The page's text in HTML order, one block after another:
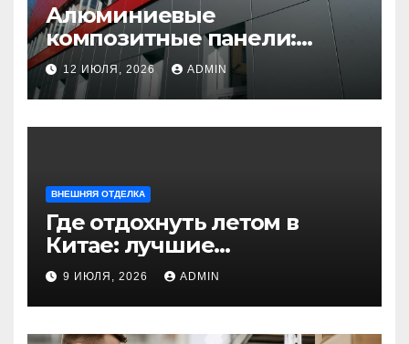
Алюминиевые
композитные панели:
универсальное решение
для современного
строительства и дизайна
12 ИЮЛЯ, 2026 ADMIN
ВНЕШНЯЯ ОТДЕЛКА
Где отдохнуть летом в
Китае: лучшие
направления для
незабываемого
путешествия
9 ИЮЛЯ, 2026 ADMIN